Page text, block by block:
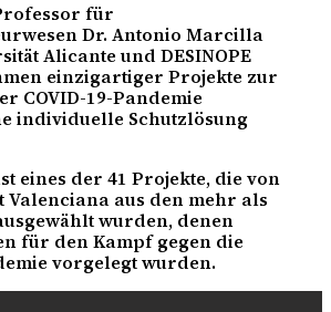
für
Dr. Antonio Marcilla
Alicante und DESINOPE
einzigartiger Projekte zur
COVID-19-Pandemie
individuelle Schutzlösung
eines der 41 Projekte, die von
Valenciana aus den mehr als
wurden, denen
für den Kampf gegen die
vorgelegt wurden.